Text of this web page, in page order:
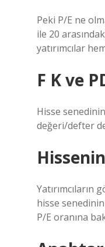
Peki P/E ne
ile 20
yatırımcılar
F K ve
Hisse
değeri/defter
hisse
P/E oranına